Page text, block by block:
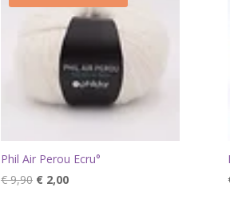
Phil Air Perou Ecru°
€9,90 Oorspronkelijke
€2,00Huidige